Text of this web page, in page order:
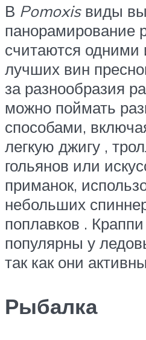
В Pomoxisвиды
панорамирование
считаются одними
лучших вин
за разнообразия
можно поймать
способами,
легкую джигу ,
гольянов или
приманок,
небольших
поплавков .
популярны у
так как они
Рыбалка